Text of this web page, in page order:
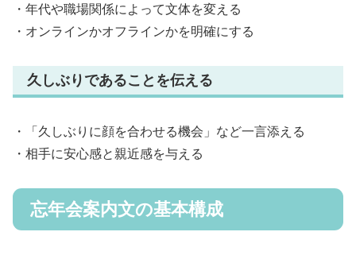
・年代や職場関係によって文体を変える
・オンラインかオフラインかを明確にする
久しぶりであることを伝える
・「久しぶりに顔を合わせる機会」など一言添える
・相手に安心感と親近感を与える
忘年会案内文の基本構成